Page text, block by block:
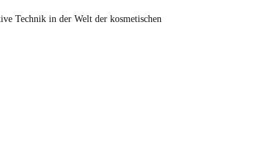
Technik in der Welt der kosmetischen